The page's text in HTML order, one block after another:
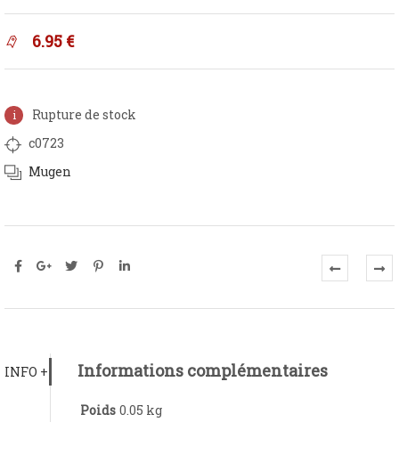
6.95 €
Rupture de stock
c0723
Mugen
INFO + Informations complémentaires
Poids 0.05 kg